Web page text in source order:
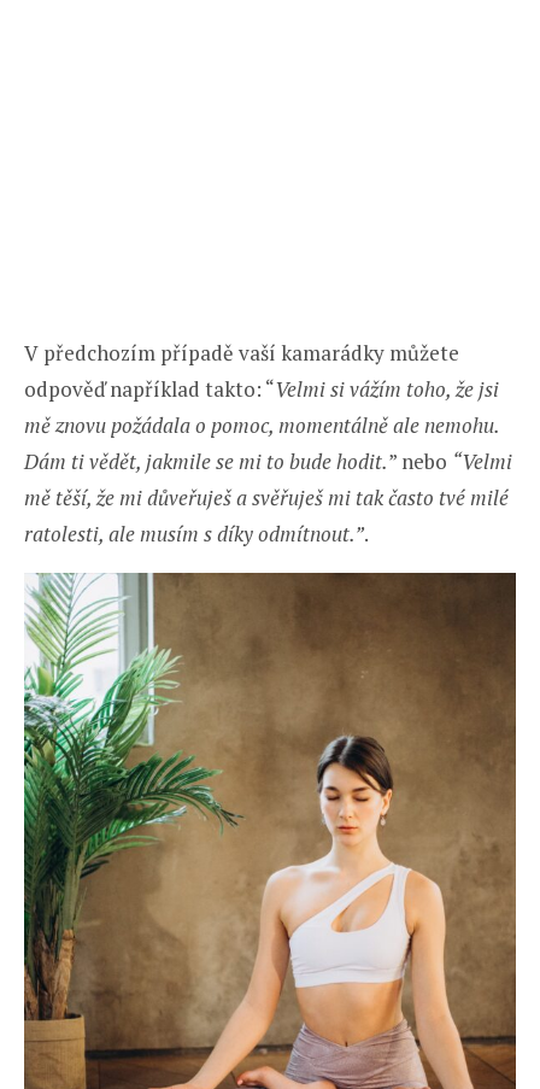
V předchozím případě vaší kamarádky můžete
odpověď například takto: “Velmi si vážím toho, že jsi
mě znovu požádala o pomoc, momentálně ale nemohu.
Dám ti vědět, jakmile se mi to bude hodit.” nebo “Velmi
mě těší, že mi důveřuješ a svěřuješ mi tak často tvé milé
ratolesti, ale musím s díky odmítnout.”.